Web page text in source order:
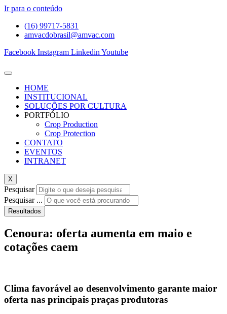
Ir para o conteúdo
(16) 99717-5831
amvacdobrasil@amvac.com
Facebook Instagram Linkedin Youtube
HOME
INSTITUCIONAL
SOLUÇÕES POR CULTURA
PORTFÓLIO
Crop Production
Crop Protection
CONTATO
EVENTOS
INTRANET
X
Pesquisar
Pesquisar ...
Resultados
Cenoura: oferta aumenta em maio e
cotações caem
Clima favorável ao desenvolvimento garante maior
oferta nas principais praças produtoras